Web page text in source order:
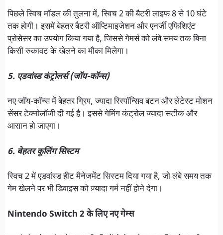
पिछले स्विच मॉडल की तुलना में, स्विच 2 की बैटरी लाइफ 8 से 10 घंटे
तक होगी। इसमें बेहतर बैटरी ऑप्टिमाइजेशन और एनर्जी एफिशिएंट
प्रोसेसर का उपयोग किया गया है, जिससे गेमर्स को लंबे समय तक बिना
किसी रुकावट के खेलने का मौका मिलेगा।
5. एडवांस्ड कंट्रोलर्स (जॉय-कॉन्स)
नए जॉय-कॉन्स में बेहतर ग्रिप, ज्यादा रिस्पॉन्सिव बटन और लेटेस्ट मोशन
सेंसर टेक्नोलॉजी दी गई है। इससे गेमिंग कंट्रोल ज्यादा सटीक और
आसान हो जाएगा।
6. बेहतर कूलिंग सिस्टम
स्विच 2 में एडवांस्ड हीट मैनेजमेंट सिस्टम दिया गया है, जो लंबे समय तक
गेम खेलने पर भी डिवाइस को ज़्यादा गर्म नहीं होने देगा।
Nintendo Switch 2 के लिए नए गेम्स